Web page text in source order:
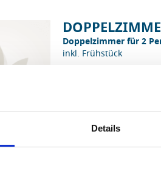
Details
Doppelzimmer für 2
inkl. Frühstück
EG oder OG: 1